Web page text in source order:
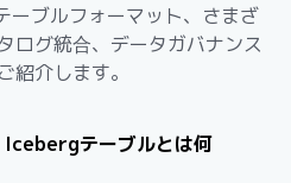
ーブルフォーマット、さまざ
ログ統合、データガバナンス
紹介します。
テーブルとは何